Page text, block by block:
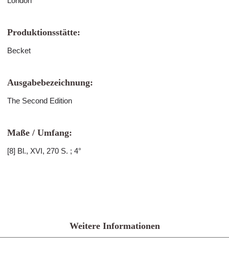
Produktionsstätte:
Becket
Ausgabebezeichnung:
The Second Edition
Maße / Umfang:
[8] Bl., XVI, 270 S. ; 4°
Weitere Informationen